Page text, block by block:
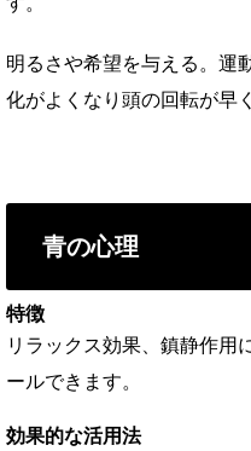
明るさや希望を与える。運
化がよくなり頭の回転が早
青の心理
特徴
リラックス効果、鎮静作用
ールできます。
効果的な活用法